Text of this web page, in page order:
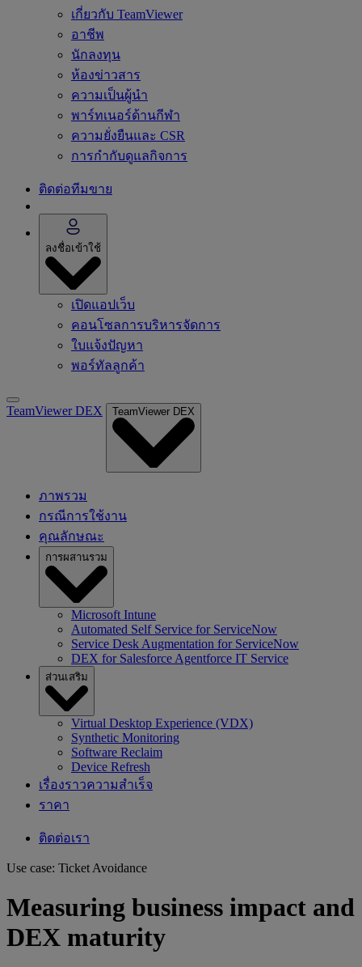
เกี่ยวกับ TeamViewer
อาชีพ
นักลงทุน
ห้องข่าวสาร
ความเป็นผู้นำ
พาร์ทเนอร์ด้านกีฬา
ความยั่งยืนและ CSR
การกำกับดูแลกิจการ
ติดต่อทีมขาย
ลงชื่อเข้าใช้
เปิดแอปเว็บ
คอนโซลการบริหารจัดการ
ใบแจ้งปัญหา
พอร์ทัลลูกค้า
TeamViewer DEX TeamViewer DEX
ภาพรวม
กรณีการใช้งาน
คุณลักษณะ
การผสานรวม
Microsoft Intune
Automated Self Service for ServiceNow
Service Desk Augmentation for ServiceNow
DEX for Salesforce Agentforce IT Service
ส่วนเสริม
Virtual Desktop Experience (VDX)
Synthetic Monitoring
Software Reclaim
Device Refresh
เรื่องราวความสำเร็จ
ราคา
ติดต่อเรา
Use case: Ticket Avoidance
Measuring business impact and
DEX maturity